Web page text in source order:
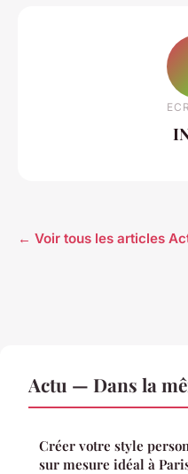
← Voir tous les articles
Actu — Dans la
Créer votre style
sur mesure idéal à